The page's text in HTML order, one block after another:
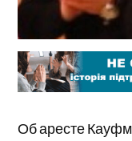
Об аресте